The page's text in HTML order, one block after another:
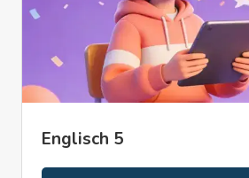
Englisch 5